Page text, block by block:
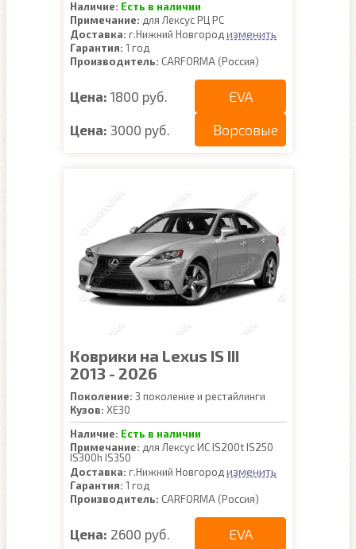
Наличие: Есть в наличии
Примечание: для Лексус РЦ РС
Доставка: г.Нижний Новгород изменить
Гарантия: 1 год
Производитель: CARFORMA (Россия)
Цена: 1800 руб. EVA
Цена: 3000 руб. Ворсовые
Коврики на Lexus IS III
2013 - 2026
Поколение: 3 поколение и рестайлинги
Кузов: XE30
Наличие: Есть в наличии
Примечание: для Лексус ИС IS200t IS250
IS300h IS350
Доставка: г.Нижний Новгород изменить
Гарантия: 1 год
Производитель: CARFORMA (Россия)
Цена: 2600 руб. EVA